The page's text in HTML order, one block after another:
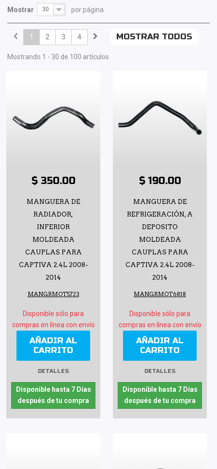
Mostrar 30 por página
MOSTRAR TODOS
1 2 3 4
Mostrando 1 - 30 de 100 artículos
$ 350.00
MANGUERA DE
RADIADOR,
INFERIOR
MOLDEADA
CAUPLAS PARA
CAPTIVA 2.4L 2008-
2014
MANGRMOT5723
Disponible sólo para
compras en línea con envío
AÑADIR AL
CARRITO
DETALLES
Disponible hasta 7 Días
después de tu compra
$ 190.00
MANGUERA DE
REFRIGERACIÓN, A
DEPOSITO
MOLDEADA
CAUPLAS PARA
CAPTIVA 2.4L 2008-
2014
MANGRMOT6818
Disponible sólo para
compras en línea con envío
AÑADIR AL
CARRITO
DETALLES
Disponible hasta 7 Días
después de tu compra